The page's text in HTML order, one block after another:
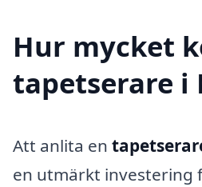
Hur mycket
tapetserare i
Att anlita en
en utmärkt investering